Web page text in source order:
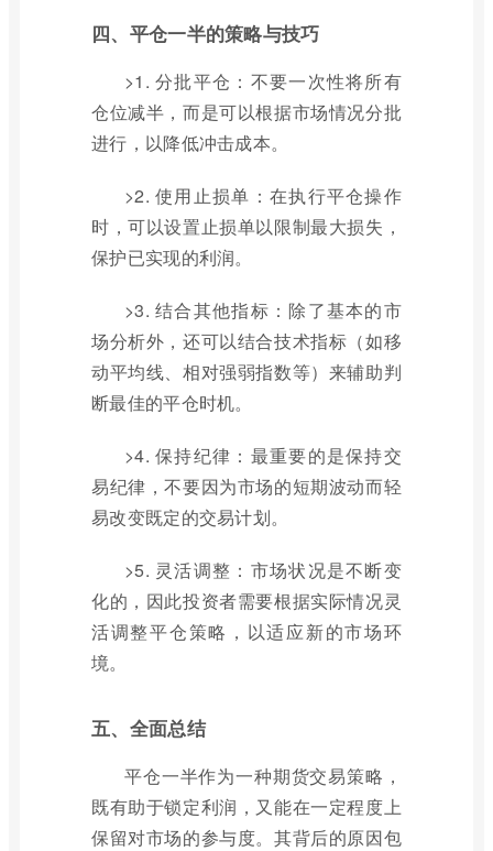
四、平仓一半的策略与技巧
>1. 分批平仓：不要一次性将所有
仓位减半，而是可以根据市场情况分批
进行，以降低冲击成本。
>2. 使用止损单：在执行平仓操作
时，可以设置止损单以限制最大损失，
保护已实现的利润。
>3. 结合其他指标：除了基本的市
场分析外，还可以结合技术指标（如移
动平均线、相对强弱指数等）来辅助判
断最佳的平仓时机。
>4. 保持纪律：最重要的是保持交
易纪律，不要因为市场的短期波动而轻
易改变既定的交易计划。
>5. 灵活调整：市场状况是不断变
化的，因此投资者需要根据实际情况灵
活调整平仓策略，以适应新的市场环
境。
五、全面总结
平仓一半作为一种期货交易策略，
既有助于锁定利润，又能在一定程度上
保留对市场的参与度。其背后的原因包